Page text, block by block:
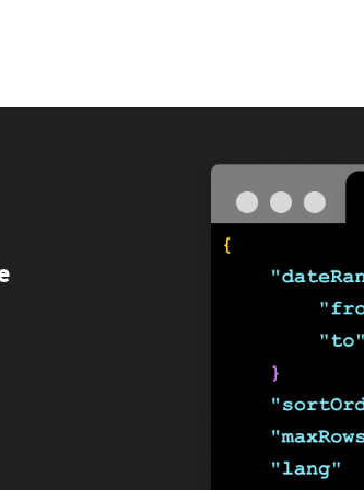
2026 - 15:50:33| DLRG: In diesem Jahr bereits mindestens 261 Badetote in
| Niedrigwasser: Bilger erwägt Aufhebung von Sonn- und
| Medien: Ukrainisches Flugzeug in Leipzig neben Drohne war mit Munition
| Rüstungsbetrieb in Bayern ausgespäht: Mutmaßlicher Agent
| Lebenslange Haft in Prozess um Autoanschlag auf Münchner Verdi-
| Übernahmekampf: Commerzbank geht mit Rekordergebnis in